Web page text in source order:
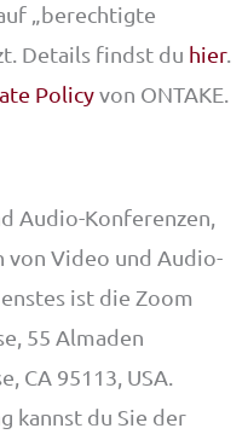
„berechtigte
Details findst du hier.
Policyvon ONTAKE.
Audio-Konferenzen,
von Video und Audio-
ist die Zoom
55 Almaden
CA 95113, USA.
kannst du Sie der